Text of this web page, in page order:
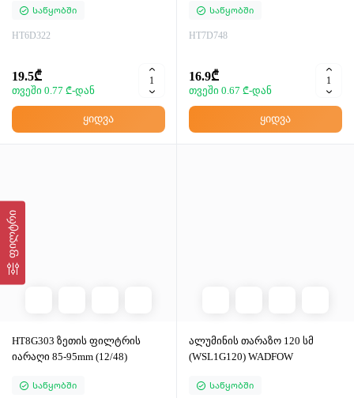
ფილტრი
Საწყობში
HT6D322
19.5₾
თვეში 0.77 ₾-დან
ყიდვა
Საწყობში
HT7D748
16.9₾
თვეში 0.67 ₾-დან
ყიდვა
HT8G303 ზეთის ფილტრის
იარაღი 85-95mm (12/48)
Საწყობში
ალუმინის თარაზო 120 სმ
(WSL1G120) WADFOW
Საწყობში